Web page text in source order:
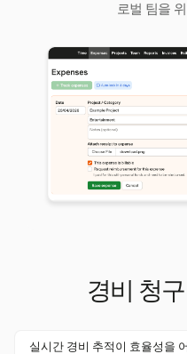
로벌 팀을
경비 청
실시간 경비 추적이 효율성을